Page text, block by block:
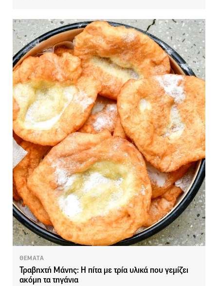
ΘΕΜΑΤΑ
Τραβηχτή Μάνης: Η πίτα με τρία υλικά που γεμίζει
ακόμη τα τηγάνια